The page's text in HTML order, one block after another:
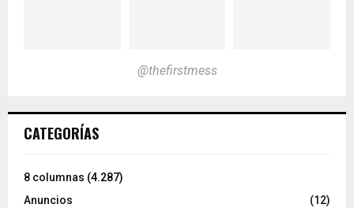
@thefirstmess
CATEGORÍAS
8 columnas (4.287)
Anuncios
(12)